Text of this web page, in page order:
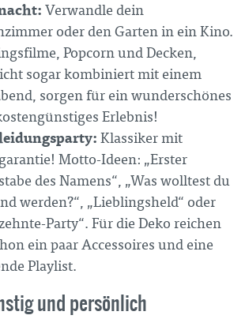
Verwandle dein
oder den Garten in ein Kino.
Popcorn und Decken,
sogar kombiniert mit einem
sorgen für ein wunderschönes
Erlebnis!
Klassiker mit
Motto-Ideen: „Erster
des Namens“, „Was wolltest du
werden?“, „Lieblingsheld“ oder
Party“. Für die Deko reichen
ein paar Accessoires und eine
Playlist.
und persönlich